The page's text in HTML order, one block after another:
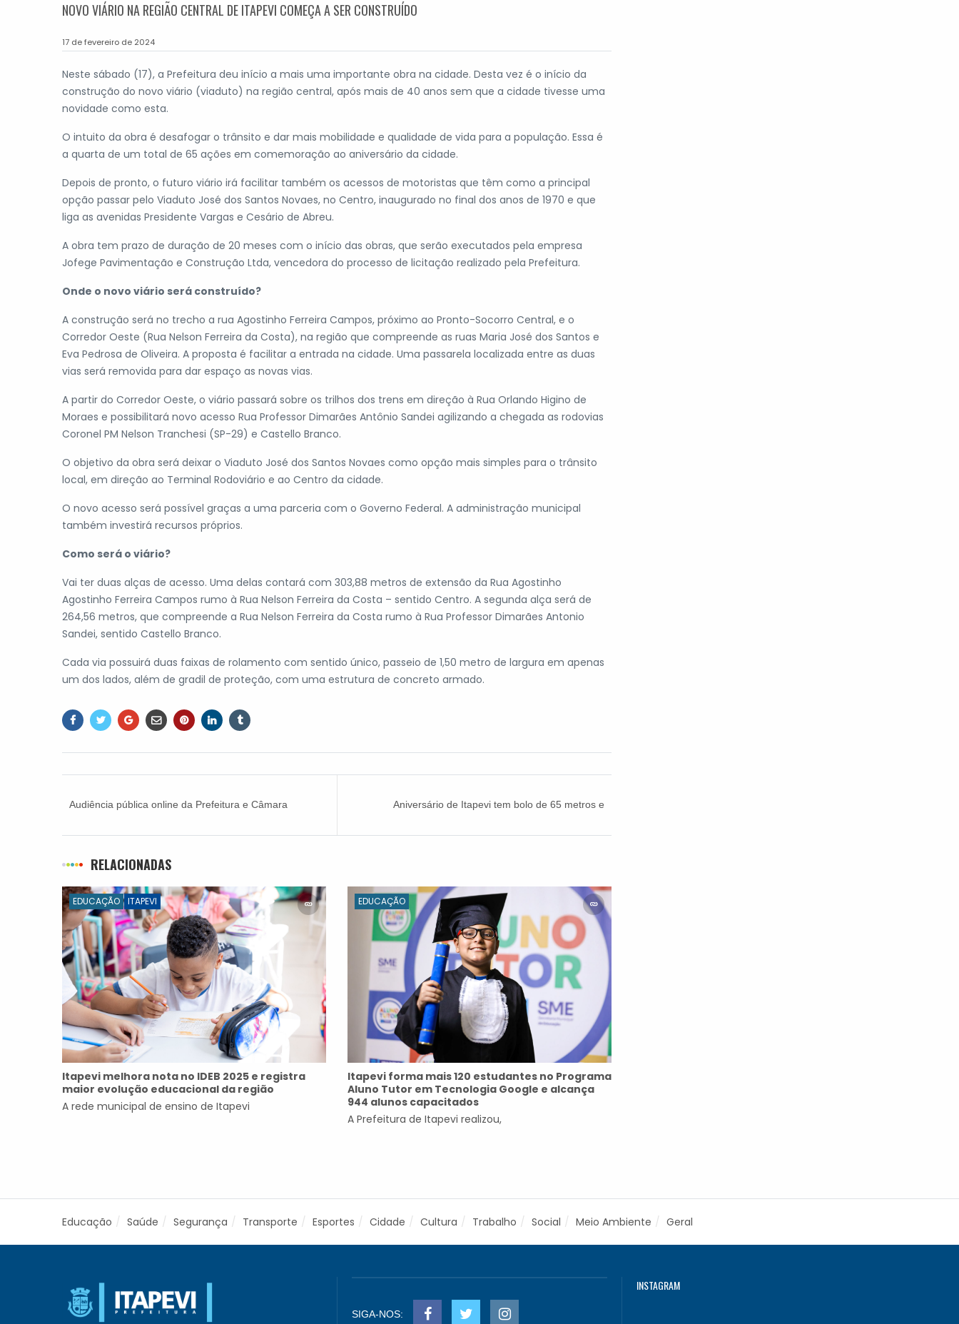
NOVO VIÁRIO NA REGIÃO CENTRAL DE ITAPEVI COMEÇA A SER CONSTRUÍDO
17 de fevereiro de 2024
Neste sábado (17), a Prefeitura deu início a mais uma importante obra na cidade. Desta vez é o início da
construção do novo viário (viaduto) na região central, após mais de 40 anos sem que a cidade tivesse uma
novidade como esta.
O intuito da obra é desafogar o trânsito e dar mais mobilidade e qualidade de vida para a população. Essa é
a quarta de um total de 65 ações em comemoração ao aniversário da cidade.
Depois de pronto, o futuro viário irá facilitar também os acessos de motoristas que têm como a principal
opção passar pelo Viaduto José dos Santos Novaes, no Centro, inaugurado no final dos anos de 1970 e que
liga as avenidas Presidente Vargas e Cesário de Abreu.
A obra tem prazo de duração de 20 meses com o início das obras, que serão executados pela empresa
Jofege Pavimentação e Construção Ltda, vencedora do processo de licitação realizado pela Prefeitura.
Onde o novo viário será construído?
A construção será no trecho a rua Agostinho Ferreira Campos, próximo ao Pronto-Socorro Central, e o
Corredor Oeste (Rua Nelson Ferreira da Costa), na região que compreende as ruas Maria José dos Santos e
Eva Pedrosa de Oliveira. A proposta é facilitar a entrada na cidade. Uma passarela localizada entre as duas
vias será removida para dar espaço as novas vias.
A partir do Corredor Oeste, o viário passará sobre os trilhos dos trens em direção à Rua Orlando Higino de
Moraes e possibilitará novo acesso Rua Professor Dimarães Antônio Sandei agilizando a chegada as rodovias
Coronel PM Nelson Tranchesi (SP-29) e Castello Branco.
O objetivo da obra será deixar o Viaduto José dos Santos Novaes como opção mais simples para o trânsito
local, em direção ao Terminal Rodoviário e ao Centro da cidade.
O novo acesso será possível graças a uma parceria com o Governo Federal. A administração municipal
também investirá recursos próprios.
Como será o viário?
Vai ter duas alças de acesso. Uma delas contará com 303,88 metros de extensão da Rua Agostinho
Agostinho Ferreira Campos rumo à Rua Nelson Ferreira da Costa – sentido Centro. A segunda alça será de
264,56 metros, que compreende a Rua Nelson Ferreira da Costa rumo à Rua Professor Dimarães Antonio
Sandei, sentido Castello Branco.
Cada via possuirá duas faixas de rolamento com sentido único, passeio de 1,50 metro de largura em apenas
um dos lados, além de gradil de proteção, com uma estrutura de concreto armado.
Audiência pública online da Prefeitura e Câmara
Aniversário de Itapevi tem bolo de 65 metros e
RELACIONADAS
EDUCAÇÃO ITAPEVI
Itapevi melhora nota no IDEB 2025 e registra
maior evolução educacional da região
A rede municipal de ensino de Itapevi
EDUCAÇÃO
Itapevi forma mais 120 estudantes no Programa
Aluno Tutor em Tecnologia Google e alcança
944 alunos capacitados
A Prefeitura de Itapevi realizou,
Educação Saúde Segurança Transporte Esportes Cidade Cultura Trabalho Social Meio Ambiente Geral
SIGA-NOS:
INSTAGRAM